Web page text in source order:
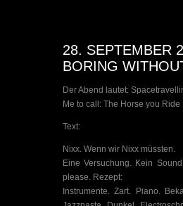
28. SEPTEMBER
BORING
Der Abend lautet:
Me to call: The Horse you Ride
Text:
Nixx. Wenn wir Nixx müssten.
Eine Versuchung. Kein
please. Rezept:
Instrumente. Zart. Piano.